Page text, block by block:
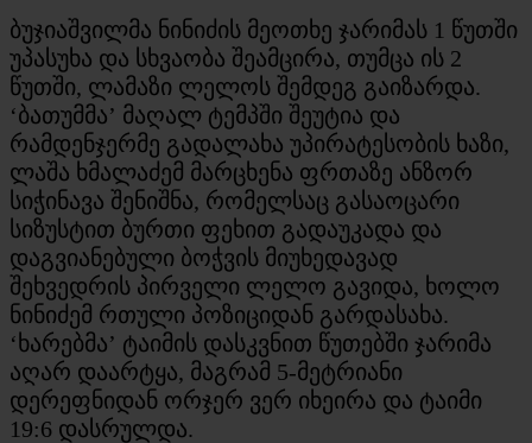
ბუჯიაშვილმა ნინიძის მეოთხე ჯარიმას 1 წუთში
უპასუხა და სხვაობა შეამცირა, თუმცა ის 2
წუთში, ლამაზი ლელოს შემდეგ გაიზარდა.
‘ბათუმმა’ მაღალ ტემპში შეუტია და
რამდენჯერმე გადალახა უპირატესობის ხაზი,
ლაშა ხმალაძემ მარცხენა ფრთაზე ანზორ
სიჭინავა შენიშნა, რომელსაც გასაოცარი
სიზუსტით ბურთი ფეხით გადაუკადა და
დაგვიანებული ბოჭვის მიუხედავად
შეხვედრის პირველი ლელო გავიდა, ხოლო
ნინიძემ რთული პოზიციდან გარდასახა.
‘ხარებმა’ ტაიმის დასკვნით წუთებში ჯარიმა
აღარ დაარტყა, მაგრამ 5-მეტრიანი
დერეფნიდან ორჯერ ვერ იხეირა და ტაიმი
19:6 დასრულდა.